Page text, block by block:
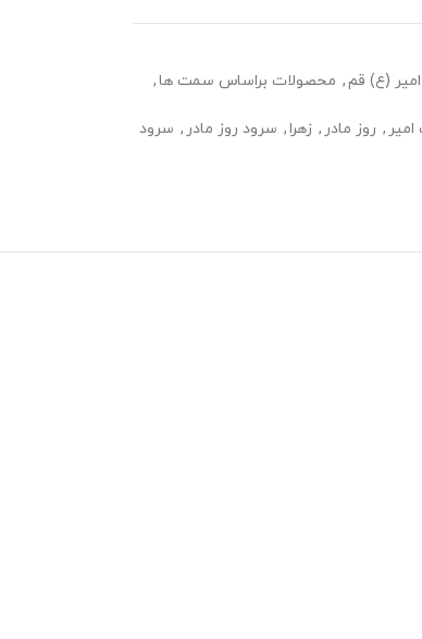
کنید.
(ع) قم, محصولات براساس سمت ها,
, روز مادر , زهرا, سرود روز مادر , سرود